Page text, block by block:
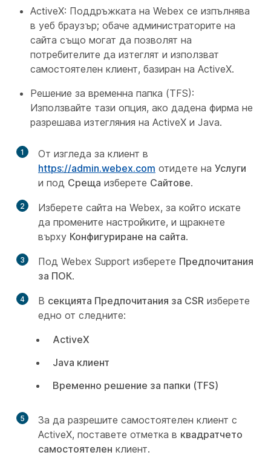
ActiveX: Поддръжката на Webex се изпълнява
в уеб браузър; обаче администраторите на
сайта също могат да позволят на
потребителите да изтеглят и използват
самостоятелен клиент, базиран на ActiveX.
Решение за временна папка (TFS):
Използвайте тази опция, ако дадена фирма не
разрешава изтегляния на ActiveX и Java.
1
От изгледа за клиент в
https://admin.webex.com отидете на Услуги
и под Среща изберете Сайтове.
2
Изберете сайта на Webex, за който искате
да промените настройките, и щракнете
върху Конфигуриране на сайта.
3 Под Webex Support изберете Предпочитания
за ПОК.
4 В секцията Предпочитания за CSR изберете
едно от следните:
ActiveX
Java клиент
Временно решение за папки (TFS)
5
За да разрешите самостоятелен клиент с
ActiveX, поставете отметка в квадратчето
самостоятелен клиент.